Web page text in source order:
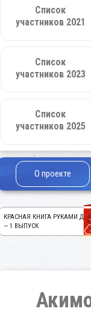
Список
участников 2021
Список
участников 2023
Список
участников 2025
О проекте
КРАСНАЯ КНИГА РУКАМИ
— 1 ВЫПУСК